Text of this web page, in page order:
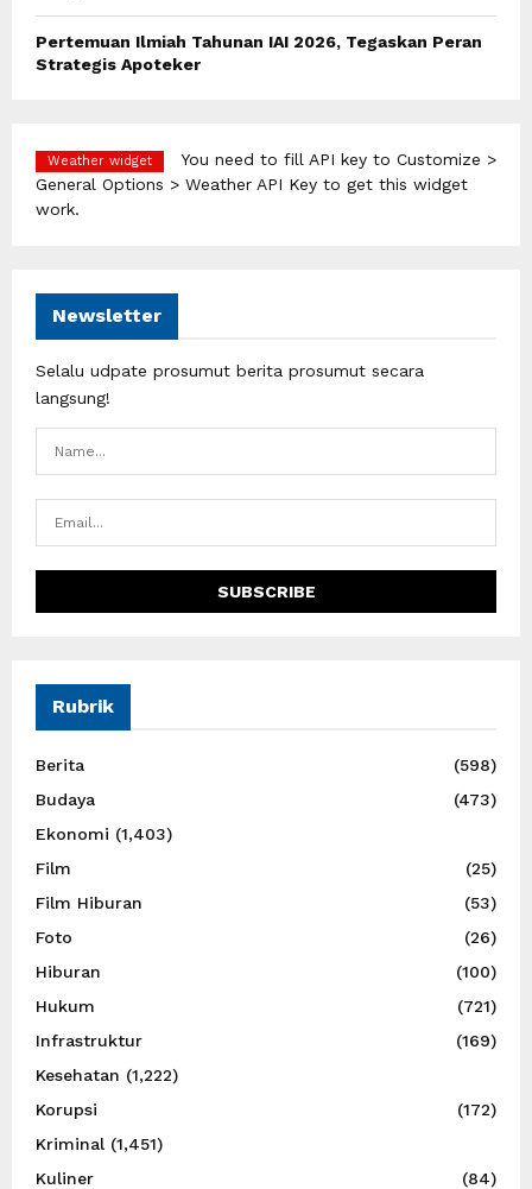
Pertemuan Ilmiah Tahunan IAI 2026, Tegaskan Peran
Strategis Apoteker
Weather widget
You need to fill API key to Customize >
General Options > Weather API Key to get this widget
work.
Newsletter
Selalu udpate prosumut berita prosumut secara
langsung!
Rubrik
Berita
(598)
Budaya
(473)
Ekonomi (1,403)
Film
(25)
Film Hiburan
(53)
Foto
(26)
Hiburan
(100)
Hukum
(721)
Infrastruktur
(169)
Kesehatan (1,222)
Korupsi
(172)
Kriminal (1,451)
Kuliner
(84)